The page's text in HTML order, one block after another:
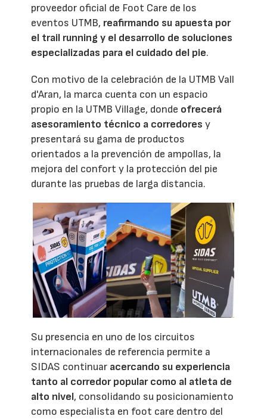
proveedor oficial de Foot Care de los
eventos UTMB, reafirmando su apuesta por
el trail running y el desarrollo de soluciones
especializadas para el cuidado del pie.
Con motivo de la celebración de la UTMB Vall
d'Aran, la marca cuenta con un espacio
propio en la UTMB Village, donde ofrecerá
asesoramiento técnico a corredores y
presentará su gama de productos
orientados a la prevención de ampollas, la
mejora del confort y la protección del pie
durante las pruebas de larga distancia.
Su presencia en uno de los circuitos
internacionales de referencia permite a
SIDAS continuar acercando su experiencia
tanto al corredor popular como al atleta de
alto nivel, consolidando su posicionamiento
como especialista en foot care dentro del